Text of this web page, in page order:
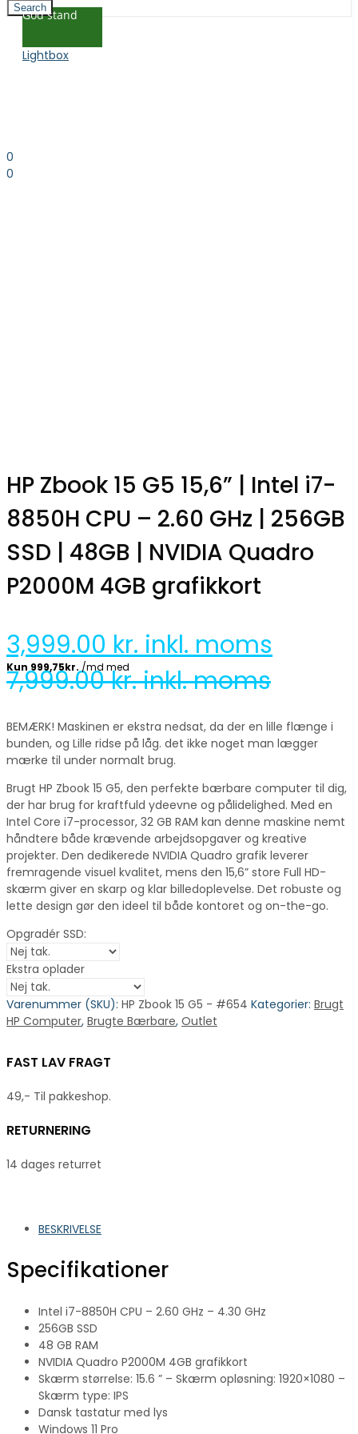
0
0
Search
God stand
Lightbox
HP Zbook 15 G5 15,6” | Intel i7-
8850H CPU – 2.60 GHz | 256GB
SSD | 48GB | NVIDIA Quadro
P2000M 4GB grafikkort
3,999.00 kr. inkl. moms
7,999.00kr. inkl. moms
BEMÆRK! Maskinen er ekstra nedsat, da der en lille flænge i
bunden, og Lille ridse på låg. det ikke noget man lægger
mærke til under normalt brug.
Brugt HP Zbook 15 G5, den perfekte bærbare computer til dig,
der har brug for kraftfuld ydeevne og pålidelighed. Med en
Intel Core i7-processor, 32 GB RAM kan denne maskine nemt
håndtere både krævende arbejdsopgaver og kreative
projekter. Den dedikerede NVIDIA Quadro grafik leverer
fremragende visuel kvalitet, mens den 15,6” store Full HD-
skærm giver en skarp og klar billedoplevelse. Det robuste og
lette design gør den ideel til både kontoret og on-the-go.
Opgradér SSD:
Ekstra oplader
Varenummer (SKU): HP Zbook 15 G5 - #654 Kategorier: Brugt
HP Computer, Brugte Bærbare, Outlet
FAST LAV FRAGT
49,- Til pakkeshop.
RETURNERING
14 dages returret
BESKRIVELSE
Specifikationer
Intel i7-8850H CPU – 2.60 GHz – 4.30 GHz
256GB SSD
48 GB RAM
NVIDIA Quadro P2000M 4GB grafikkort
Skærm størrelse: 15.6 ” – Skærm opløsning: 1920×1080 –
Skærm type: IPS
Dansk tastatur med lys
Windows 11 Pro